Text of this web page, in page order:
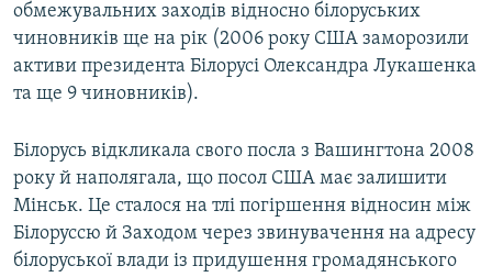
обмежувальних заходів відносно білоруських
чиновників ще на рік (2006 року США заморозили
активи президента Білорусі Олександра Лукашенка
та ще 9 чиновників).
Білорусь відкликала свого посла з Вашингтона 2008
року й наполягала, що посол США має залишити
Мінськ. Це сталося на тлі погіршення відносин між
Білоруссю й Заходом через звинувачення на адресу
білоруської влади із придушення громадянського